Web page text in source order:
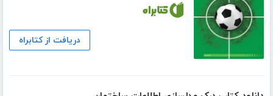
دریافت از کتابراه